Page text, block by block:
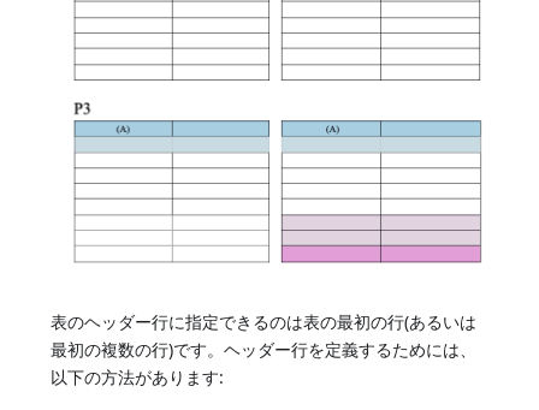
表のヘッダー行に指定できるのは表の最初の行(あるいは
最初の複数の行)です。ヘッダー行を定義するためには、
以下の方法があります: